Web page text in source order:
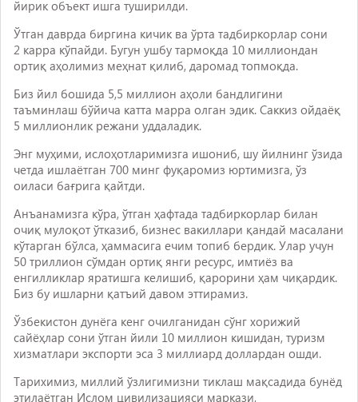
йирик объект ишга туширилди.
Ўтган даврда биргина кичик ва ўрта тадбиркорлар сони
2 карра кўпайди. Бугун ушбу тармоқда 10 миллиондан
ортиқ аҳолимиз меҳнат қилиб, даромад топмоқда.
Биз йил бошида 5,5 миллион аҳоли бандлигини
таъминлаш бўйича катта марра олган эдик. Саккиз ойдаёқ
5 миллионлик режани уддаладик.
Энг муҳими, ислоҳотларимизга ишониб, шу йилнинг ўзида
четда ишлаётган 700 минг фуқаромиз юртимизга, ўз
оиласи бағрига қайтди.
Анъанамизга кўра, ўтган ҳафтада тадбиркорлар билан
очиқ мулоқот ўтказиб, бизнес вакиллари қандай масалани
кўтарган бўлса, ҳаммасига ечим топиб бердик. Улар учун
50 триллион сўмдан ортиқ янги ресурс, имтиёз ва
енгилликлар яратишга келишиб, қарорини ҳам чиқардик.
Биз бу ишларни қатъий давом эттирамиз.
Ўзбекистон дунёга кенг очилганидан сўнг хорижий
сайёҳлар сони ўтган йили 10 миллион кишидан, туризм
хизматлари экспорти эса 3 миллиард доллардан ошди.
Тарихимиз, миллий ўзлигимизни тиклаш мақсадида бунёд
этилаётган Ислом цивилизацияси маркази,